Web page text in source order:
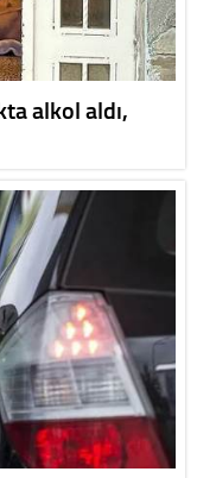
alkol aldı,